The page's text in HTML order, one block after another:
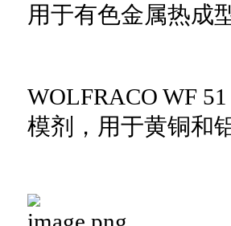
用于有色金属热成
WOLFRACO WF
模剂，用于黄铜和